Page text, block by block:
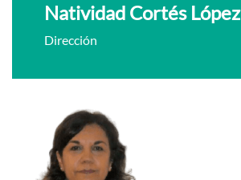
Natividad Cortés López
Dirección